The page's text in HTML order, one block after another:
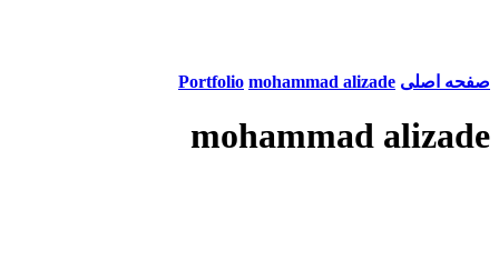
صفحه اصلی Portfolio mohammad alizade
mohammad alizade